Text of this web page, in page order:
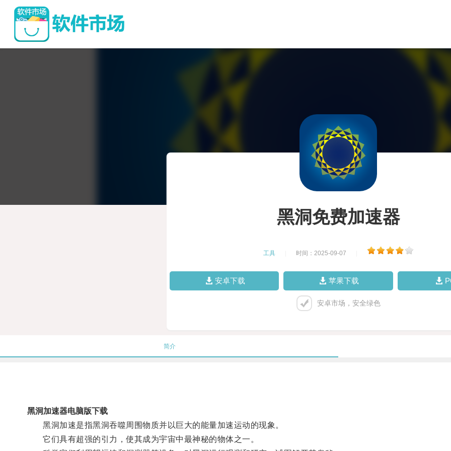
黑洞免费加速器
工具 时间：2025-09-07
安卓下载 苹果下载
安卓市场，安全绿色
简介
黑洞加速器电脑版下载
黑洞加速是指黑洞吞噬周围物质并以巨大的能量加速运动的现象。
它们具有超强的引力，使其成为宇宙中最神秘的物体之一。